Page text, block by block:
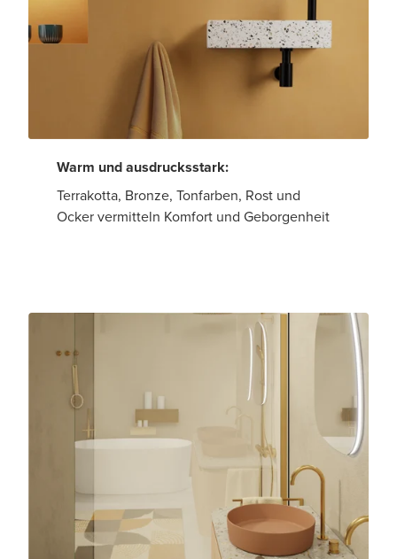
Warm und ausdrucksstark:
Terrakotta, Bronze, Tonfarben, Rost und
Ocker vermitteln Komfort und Geborgenheit